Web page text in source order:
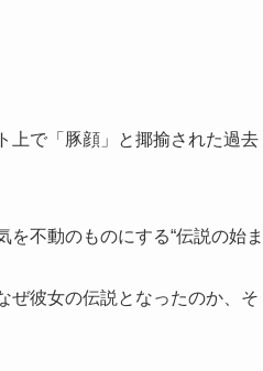
上で「豚顔」と揶揄された過去
不動のものにする“伝説の始ま
ぜ彼女の伝説となったのか、そ